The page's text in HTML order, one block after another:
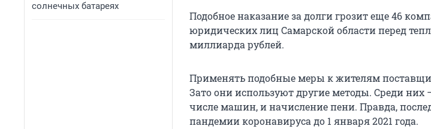
солнечных батареях
Подобное наказание за долги грозит еще 46
юридических лиц Самарской области перед
миллиарда рублей.
Применять подобные меры к жителям
Зато они используют другие методы. Среди них
числе машин, и начисление пени. Правда,
пандемии коронавируса до 1 января 2021 года.